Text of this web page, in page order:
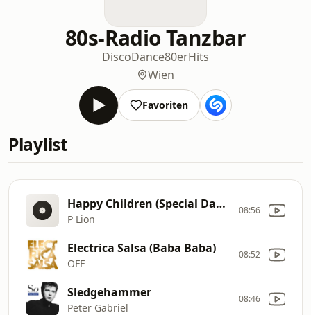
80s-Radio Tanzbar
DiscoDance80erHits
Wien
Favoriten
Playlist
Happy Children (Special Dance Mix)
P Lion
08:56
Electrica Salsa (Baba Baba)
OFF
08:52
Sledgehammer
Peter Gabriel
08:46